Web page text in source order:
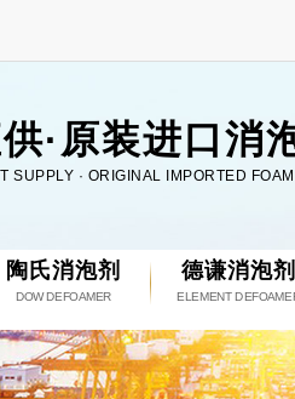
·原装进口消
SUPPLY · ORIGINAL IMPORTED
陶氏消泡剂
DOW DEFOAMER
德谦消泡剂
ELEMENT